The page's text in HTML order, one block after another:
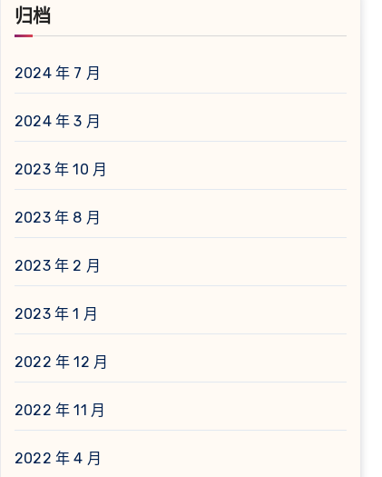
归档
2024 年 7 月
2024 年 3 月
2023 年 10 月
2023 年 8 月
2023 年 2 月
2023 年 1 月
2022 年 12 月
2022 年 11 月
2022 年 4 月